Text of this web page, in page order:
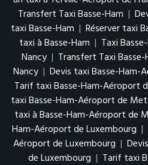
Transfert Taxi Basse-Ham |
taxi Basse-Ham | Réserver taxi
taxi à Basse-Ham | Taxi
Nancy | Transfert Taxi
Nancy | Devis taxi Basse-
Tarif taxi Basse-Ham-Aéroport
taxi Basse-Ham-Aéroport de
taxi à Basse-Ham-Aéroport de
Ham-Aéroport de Luxembourg |
Aéroport de Luxembourg |
de Luxembourg | Tarif taxi